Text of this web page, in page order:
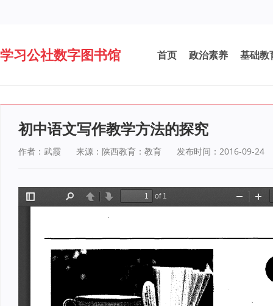
学习公社数字图书馆 首页 政治素养 基础教
初中语文写作教学方法的探究
作者：武霞 来源：陕西教育：教育 发布时间：2016-09-24